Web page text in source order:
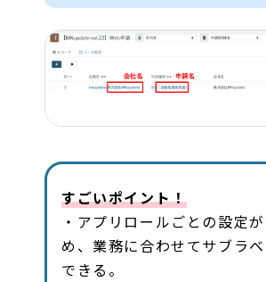
すごいポイント！
・アプリロールごとの設定
め、業務に合わせてサブラ
できる。